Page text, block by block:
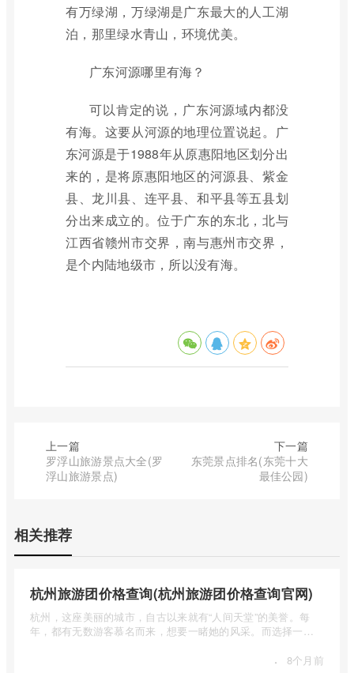
有万绿湖，万绿湖是广东最大的人工湖
泊，那里绿水青山，环境优美。
广东河源哪里有海？
可以肯定的说，广东河源域内都没
有海。这要从河源的地理位置说起。广
东河源是于1988年从原惠阳地区划分出
来的，是将原惠阳地区的河源县、紫金
县、龙川县、连平县、和平县等五县划
分出来成立的。位于广东的东北，北与
江西省赣州市交界，南与惠州市交界，
是个内陆地级市，所以没有海。
上一篇
罗浮山旅游景点大全(罗
浮山旅游景点)
下一篇
东莞景点排名(东莞十大
最佳公园)
相关推荐
杭州旅游团价格查询(杭州旅游团价格查询官网)
杭州，这座美丽的城市，自古以来就有“人间天堂”的美誉。每
年，都有无数游客慕名而来，想要一睹她的风采。而选择一个
· 8个月前